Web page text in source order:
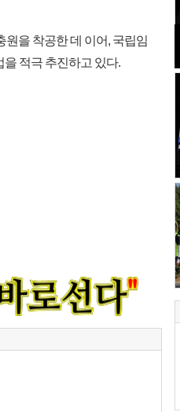
을 착공한 데 이어, 국립임
적극 추진하고 있다.